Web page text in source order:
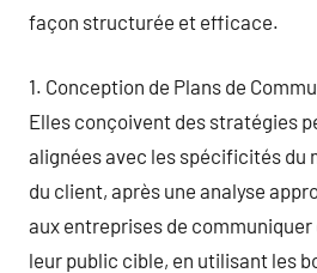
façon structurée et efficace.
1. Conception de Plans de
Elles conçoivent des stratégies
alignées avec les spécificités du
du client, après une analyse
aux entreprises de
leur public cible, en utilisant les